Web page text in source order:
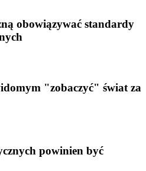
obowiązywać standardy
"zobaczyć" świat za
powinien być